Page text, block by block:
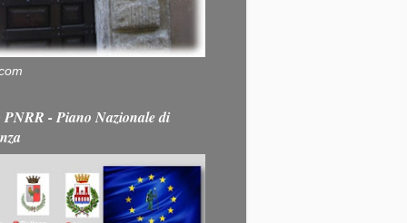
- Piano Nazionale di